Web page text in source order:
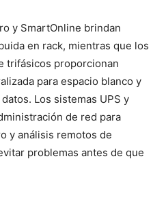
y SmartOnline brindan
en rack, mientras que los
trifásicos proporcionan
para espacio blanco y
Los sistemas UPS y
de red para
y análisis remotos de
problemas antes de que